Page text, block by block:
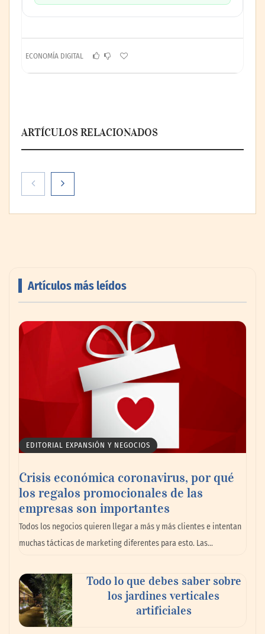
ECONOMÍA DIGITAL
ARTÍCULOS RELACIONADOS
impulsando la colaboración en el sector
La omnicanalidad redefine la forma de
planear viajes en México
Artículos más leídos
EDITORIAL EXPANSIÓN Y NEGOCIOS
Crisis económica coronavirus, por qué
los regalos promocionales de las
empresas son importantes
Todos los negocios quieren llegar a más y más clientes e intentan
muchas tácticas de marketing diferentes para esto. Las…
Todo lo que debes saber sobre
los jardines verticales
artificiales